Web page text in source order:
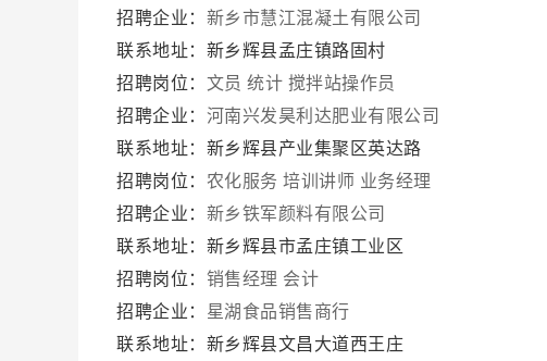
招聘企业： 新乡市慧江混凝土有限公司
联系地址：新乡辉县孟庄镇路固村
招聘岗位： 文员 统计 搅拌站操作员
招聘企业： 河南兴发昊利达肥业有限公司
联系地址：新乡辉县产业集聚区英达路
招聘岗位： 农化服务 培训讲师 业务经理
招聘企业： 新乡铁军颜料有限公司
联系地址：新乡辉县市孟庄镇工业区
招聘岗位： 销售经理 会计
招聘企业： 星湖食品销售商行
联系地址：新乡辉县文昌大道西王庄